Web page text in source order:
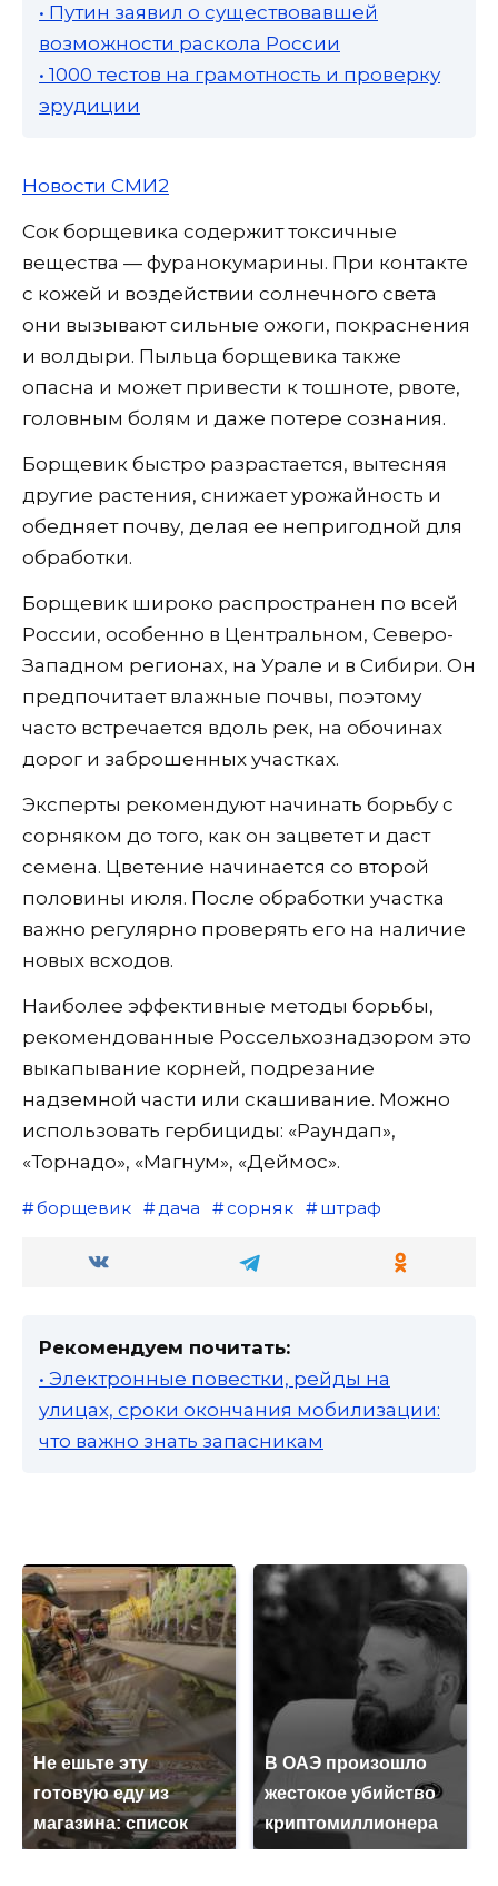
• Путин заявил о существовавшей
возможности раскола России
• 1000 тестов на грамотность и проверку
эрудиции
Новости СМИ2
Сок борщевика содержит токсичные
вещества — фуранокумарины. При контакте
с кожей и воздействии солнечного света
они вызывают сильные ожоги, покраснения
и волдыри. Пыльца борщевика также
опасна и может привести к тошноте, рвоте,
головным болям и даже потере сознания.
Борщевик быстро разрастается, вытесняя
другие растения, снижает урожайность и
обедняет почву, делая ее непригодной для
обработки.
Борщевик широко распространен по всей
России, особенно в Центральном, Северо-
Западном регионах, на Урале и в Сибири. Он
предпочитает влажные почвы, поэтому
часто встречается вдоль рек, на обочинах
дорог и заброшенных участках.
Эксперты рекомендуют начинать борьбу с
сорняком до того, как он зацветет и даст
семена. Цветение начинается со второй
половины июля. После обработки участка
важно регулярно проверять его на наличие
новых всходов.
Наиболее эффективные методы борьбы,
рекомендованные Россельхознадзором это
выкапывание корней, подрезание
надземной части или скашивание. Можно
использовать гербициды: «Раундап»,
«Торнадо», «Магнум», «Деймос».
борщевик дача сорняк штраф
Рекомендуем почитать:
• Электронные повестки, рейды на
улицах, сроки окончания мобилизации:
что важно знать запасникам
Не ешьте эту
готовую еду из
магазина: список
В ОАЭ произошло
жестокое убийство
криптомиллионера